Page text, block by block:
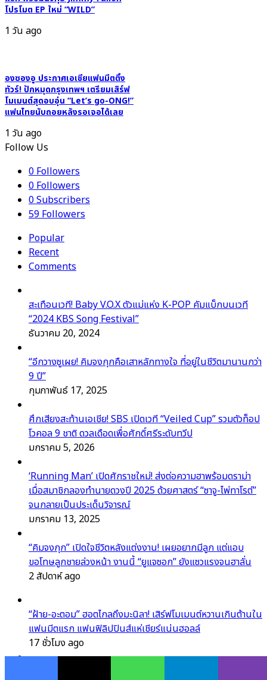
โปรโมต EP ใหม่ “WILD”
1 วัน ago
องซองอู ประกาศเอเชียแฟนมีตติ้ง
ทัวร์! ปักหมุดกรุงเทพฯ เตรียมเสิร์ฟ
โมเมนต์สุดอบอุ่น “Let’s go-ONG!”
แฟนไทยนับถอยหลังรอเจอได้เลย
1 วัน ago
Follow Us
0 Followers
0 Followers
0Subscribers
59 Followers
Popular
Recent
Comments
สะเทือนเวที! Baby V.O.X ตัวแม่แห่ง K-POP คัมแบ็กบนเวที
“2024 KBS Song Festival”
ธันวาคม 20, 2024
“อีกวางซูเผย! คิมจงกุกคือเสาหลักทางใจ ที่อยู่ในชีวิตมานานกว่า
9 ปี”
กุมภาพันธ์ 17, 2025
ศึกเสียงสะท้านเอเชีย! SBS เปิดเวที “Veiled Cup” รวมตัวท็อป
โวคอล 9 ชาติ ดวลเดือดเพื่อศักดิ์ศรีระดับทวีป
มกราคม 5, 2026
‘Running Man’ เปิดศักราชใหม่! ส่งต่อความฮาพร้อมดราม่า
เมื่อสมาชิกลองทำนายดวงปี 2025 ด้วยศาสตร์ “ซาจู-ไพ่ทาโรต์”
จนกลายเป็นประเด็นวิจารณ์
มกราคม 13, 2025
“คิมจงกุก” เปิดใจชีวิตหลังแต่งงาน! เผยอยากมีลูก แต่แอบ
ขอโทษลูกชายล่วงหน้า งานนี้ “ยูแจซอก” ยังแซวแรงจนฮาลั่น
2 สัปดาห์ ago
“ฝ้าย-อะตอม” ฮอตไกลถึงมะนิลา! เสิร์ฟโมเมนต์หวานเกินต้านใน
แฟนมีตแรก แฟนฟิลิปปินส์แห่เชียร์แน่นฮอลล์
17 ชั่วโมง ago